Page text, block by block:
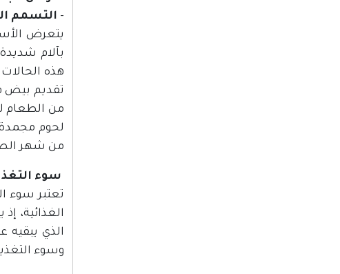
- التسمم
يتعرض
بآلام
تقديم بيض
من الطعام
لحوم
من شهر
سوء
تعتبر سوء
الغذائية،
الذي يبقيه
وسوء